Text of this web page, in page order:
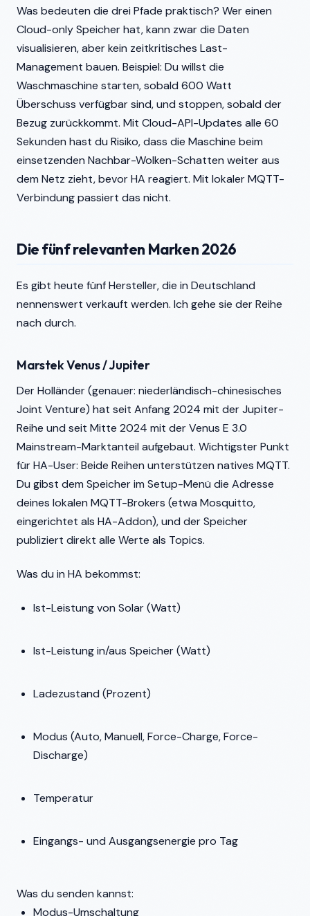
Was bedeuten die drei Pfade praktisch? Wer einen
Cloud-only Speicher hat, kann zwar die Daten
visualisieren, aber kein zeitkritisches Last-
Management bauen. Beispiel: Du willst die
Waschmaschine starten, sobald 600 Watt
Überschuss verfügbar sind, und stoppen, sobald der
Bezug zurückkommt. Mit Cloud-API-Updates alle 60
Sekunden hast du Risiko, dass die Maschine beim
einsetzenden Nachbar-Wolken-Schatten weiter aus
dem Netz zieht, bevor HA reagiert. Mit lokaler MQTT-
Verbindung passiert das nicht.
Die fünf relevanten Marken 2026
Es gibt heute fünf Hersteller, die in Deutschland
nennenswert verkauft werden. Ich gehe sie der Reihe
nach durch.
Marstek Venus / Jupiter
Der Holländer (genauer: niederländisch-chinesisches
Joint Venture) hat seit Anfang 2024 mit der Jupiter-
Reihe und seit Mitte 2024 mit der Venus E 3.0
Mainstream-Marktanteil aufgebaut. Wichtigster Punkt
für HA-User: Beide Reihen unterstützen natives MQTT.
Du gibst dem Speicher im Setup-Menü die Adresse
deines lokalen MQTT-Brokers (etwa Mosquitto,
eingerichtet als HA-Addon), und der Speicher
publiziert direkt alle Werte als Topics.
Was du in HA bekommst:
Ist-Leistung von Solar (Watt)
Ist-Leistung in/aus Speicher (Watt)
Ladezustand (Prozent)
Modus (Auto, Manuell, Force-Charge, Force-
Discharge)
Temperatur
Eingangs- und Ausgangsenergie pro Tag
Was du senden kannst:
Modus-Umschaltung